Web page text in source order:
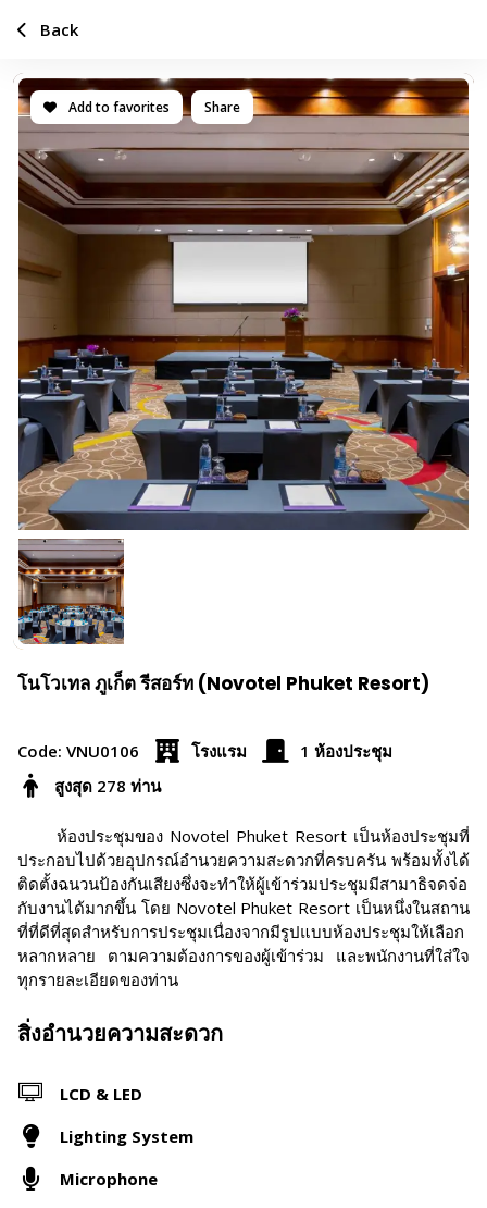
Add to favorites Share
โนโวเทล ภูเก็ต รีสอร์ท (Novotel Phuket Resort)
Code: VNU0106 โรงแรม
1 ห้องประชุม
สูงสุด 278 ท่าน
ห้องประชุมของ Novotel Phuket Resort เป็นห้องประชุมที่
ประกอบไปด้วยอุปกรณ์อำนวยความสะดวกที่ครบครัน พร้อมทั้งได้
ติดตั้งฉนวนป้องกันเสียงซึ่งจะทำให้ผู้เข้าร่วมประชุมมีสามาธิจดจ่อ
กับงานได้มากขึ้น โดย Novotel Phuket Resort เป็นหนึ่งในสถาน
ที่ที่ดีที่สุดสำหรับการประชุมเนื่องจากมีรูปแบบห้องประชุมให้เลือก
หลากหลาย ตามความต้องการของผู้เข้าร่วม และพนักงานที่ใส่ใจ
ทุกรายละเอียดของท่าน
สิ่งอำนวยความสะดวก
LCD & LED
Lighting System
Microphone
Back